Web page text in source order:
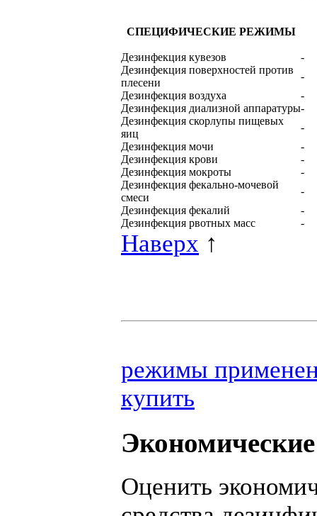
СПЕЦИФИЧЕСКИЕ РЕЖИМЫ
Дезинфекция кувезов
-
Дезинфекция поверхностей против
плесени
-
Дезинфекция воздуха
-
Дезинфекция диализной аппаратуры-
Дезинфекция скорлупы пищевых
яиц
-
Дезинфекция мочи
-
Дезинфекция крови
-
Дезинфекция мокроты
-
Дезинфекция фекально-мочевой
смеси
-
Дезинфекция фекалий
-
Дезинфекция рвотных масс
-
Наверх ↑
режимы
купить
Оценить